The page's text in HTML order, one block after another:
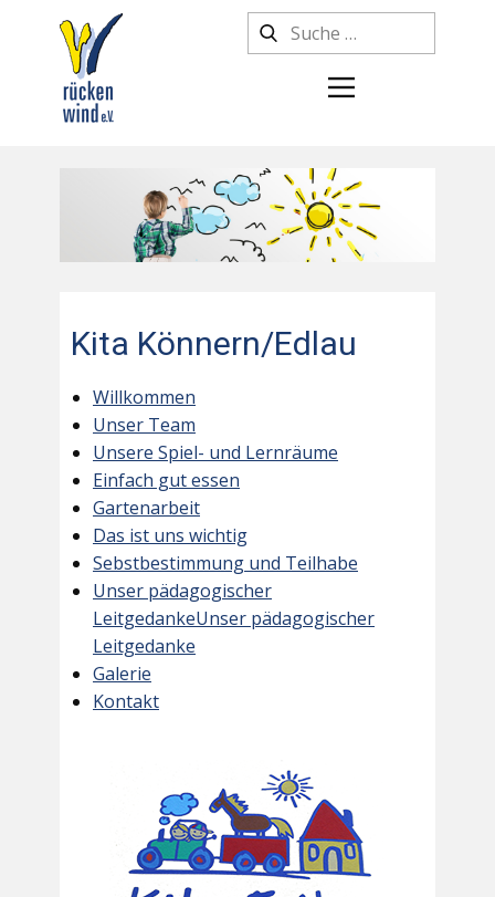
Kita Könnern/Edlau
Willkommen
Unser Team
Unsere Spiel- und Lernräume
Einfach gut essen
Gartenarbeit
Das ist uns wichtig
Sebstbestimmung und Teilhabe
Unser pädagogischer
LeitgedankeUnser pädagogischer
Leitgedanke
Galerie
Kontakt